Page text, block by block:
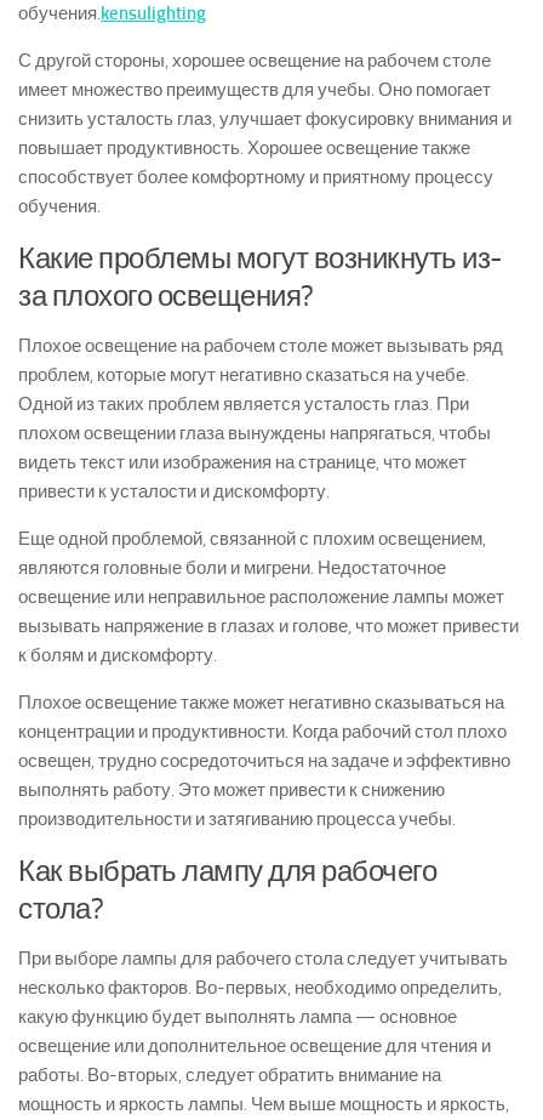
обучения.kensulighting
С другой стороны, хорошее освещение на рабочем столе
имеет множество преимуществ для учебы. Оно помогает
снизить усталость глаз, улучшает фокусировку внимания и
повышает продуктивность. Хорошее освещение также
способствует более комфортному и приятному процессу
обучения.
Какие проблемы могут возникнуть из-
за плохого освещения?
Плохое освещение на рабочем столе может вызывать ряд
проблем, которые могут негативно сказаться на учебе.
Одной из таких проблем является усталость глаз. При
плохом освещении глаза вынуждены напрягаться, чтобы
видеть текст или изображения на странице, что может
привести к усталости и дискомфорту.
Еще одной проблемой, связанной с плохим освещением,
являются головные боли и мигрени. Недостаточное
освещение или неправильное расположение лампы может
вызывать напряжение в глазах и голове, что может привести
к болям и дискомфорту.
Плохое освещение также может негативно сказываться на
концентрации и продуктивности. Когда рабочий стол плохо
освещен, трудно сосредоточиться на задаче и эффективно
выполнять работу. Это может привести к снижению
производительности и затягиванию процесса учебы.
Как выбрать лампу для рабочего
стола?
При выборе лампы для рабочего стола следует учитывать
несколько факторов. Во-первых, необходимо определить,
какую функцию будет выполнять лампа — основное
освещение или дополнительное освещение для чтения и
работы. Во-вторых, следует обратить внимание на
мощность и яркость лампы. Чем выше мощность и яркость,